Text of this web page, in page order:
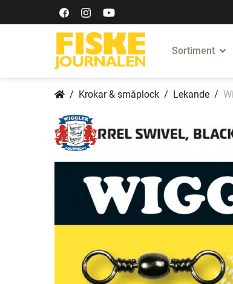
Sortiment
Krokar & småplock Lekande